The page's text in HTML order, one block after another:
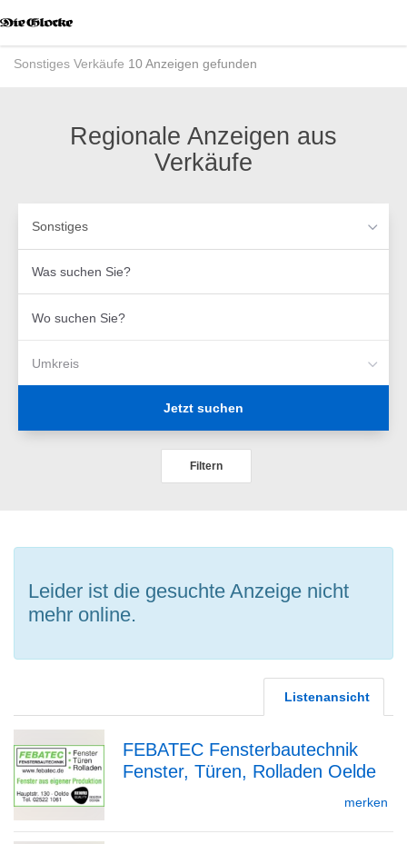
Modus
aktivieren
zurSonstiges Verkäufe 10 Anzeigen gefunden
Regionale Anzeigen aus
Verkäufe
Sonstiges
suchen
Sie?
suchen
Umkreis
Jetzt suchen
Filtern
Leider ist die gesuchte Anzeige nicht
mehr online.
Listenansicht
FEBATEC Fensterbautechnik
Fenster, Türen, Rolladen Oelde
merken